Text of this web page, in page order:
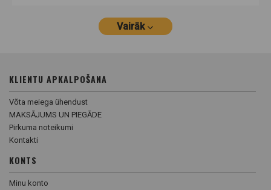
Vairāk
KLIENTU APKALPOŠANA
Võta meiega ühendust
MAKSĀJUMS UN PIEGĀDE
Pirkuma noteikumi
Kontakti
KONTS
Minu konto